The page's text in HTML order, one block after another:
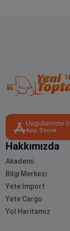
Uygulamayı
App Store
Hakkımızda
Akademi
Bilgi Merkezi
Yete Import
Yete Cargo
Yol Haritamız